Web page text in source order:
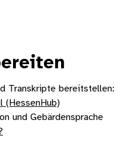
Transkripte bereitstellen:
(HessenHub)
und Gebärdensprache